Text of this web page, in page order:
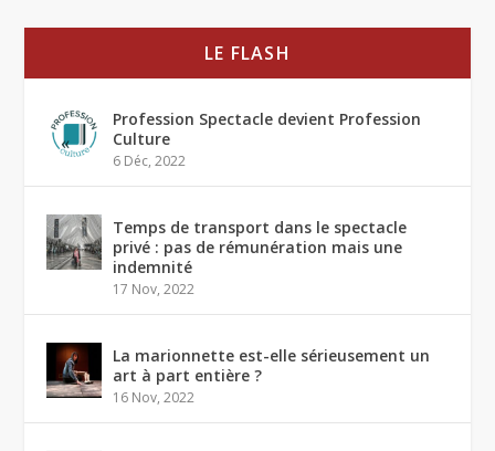
LE FLASH
Profession Spectacle devient Profession
Culture
6 Déc, 2022
Temps de transport dans le spectacle
privé : pas de rémunération mais une
indemnité
17 Nov, 2022
La marionnette est-elle sérieusement un
art à part entière ?
16 Nov, 2022